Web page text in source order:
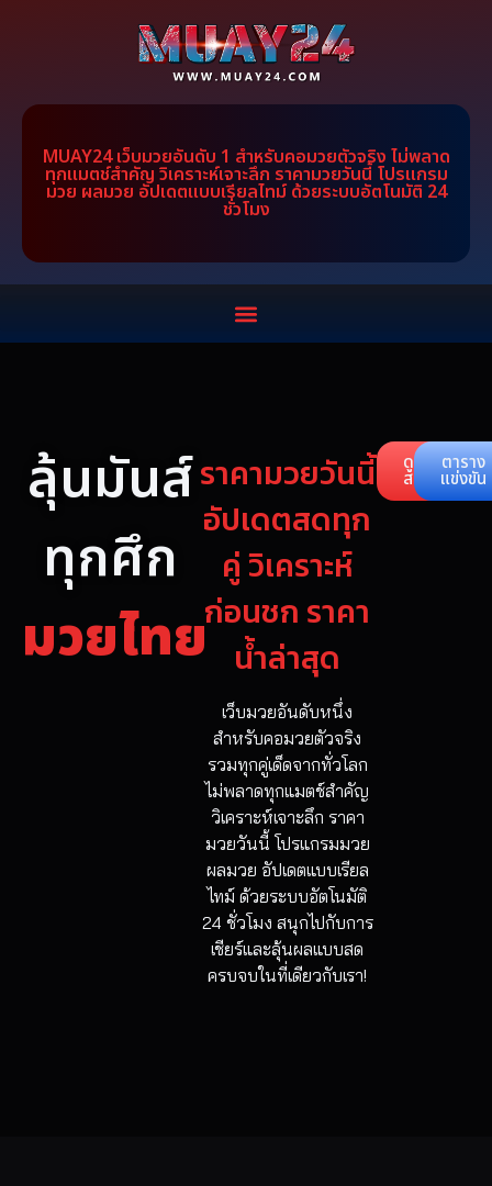
MUAY24 เว็บมวยอันดับ 1 สำหรับคอมวยตัวจริง ไม่พลาด
ทุกแมตช์สำคัญ วิเคราะห์เจาะลึก ราคามวยวันนี้ โปรแกรม
มวย ผลมวย อัปเดตแบบเรียลไทม์ ด้วยระบบอัตโนมัติ 24
ชั่วโมง
ลุ้นมันส์
ทุกศึก
มวยไทย
ราคามวยวันนี้
อัปเดตสดทุก
คู่ วิเคราะห์
ก่อนชก ราคา
น้ำล่าสุด
เว็บมวยอันดับหนึ่ง
สำหรับคอมวยตัวจริง
รวมทุกคู่เด็ดจากทั่วโลก
ไม่พลาดทุกแมตช์สำคัญ
วิเคราะห์เจาะลึก ราคา
มวยวันนี้ โปรแกรมมวย
ผลมวย อัปเดตแบบเรียล
ไทม์ ด้วยระบบอัตโนมัติ
24 ชั่วโมง สนุกไปกับการ
เชียร์และลุ้นผลแบบสด
ครบจบในที่เดียวกับเรา!
ดูคู่
สด
ตาราง
แข่งขัน